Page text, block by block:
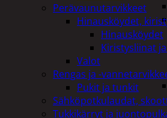
Perävaunutarvikkeet
Hinausköydet,
Hinausköydet
Kiristysliinat
Valot
Rengas ja -
Pukit ja tunkit
Sähköpotkulaudat,
Tukkikärryt ja